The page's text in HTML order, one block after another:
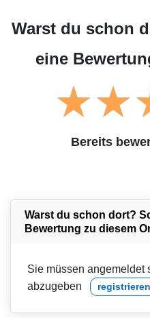
Warst du schon
eine
Bereits
Warst du schon dort?
Bewertung zu diesem
Sie müssen angemeldet
abzugeben
registrieren